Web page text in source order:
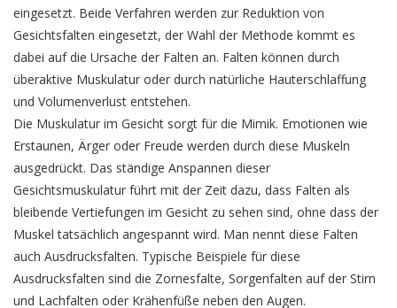
eingesetzt. Beide Verfahren werden zur Reduktion von
Gesichtsfalten eingesetzt, der Wahl der Methode kommt es
dabei auf die Ursache der Falten an. Falten können durch
überaktive Muskulatur oder durch natürliche Hauterschlaffung
und Volumenverlust entstehen.
Die Muskulatur im Gesicht sorgt für die Mimik. Emotionen wie
Erstaunen, Ärger oder Freude werden durch diese Muskeln
ausgedrückt. Das ständige Anspannen dieser
Gesichtsmuskulatur führt mit der Zeit dazu, dass Falten als
bleibende Vertiefungen im Gesicht zu sehen sind, ohne dass der
Muskel tatsächlich angespannt wird. Man nennt diese Falten
auch Ausdrucksfalten. Typische Beispiele für diese
Ausdrucksfalten sind die Zornesfalte, Sorgenfalten auf der Stirn
und Lachfalten oder Krähenfüße neben den Augen.